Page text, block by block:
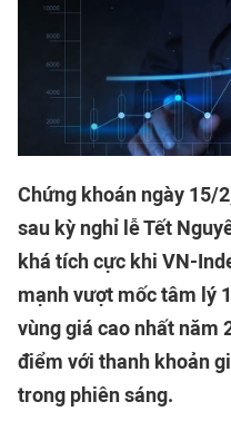
Chứng khoán ngày 15/
sau kỳ nghỉ lễ Tết
khá tích cực khi VN-
mạnh vượt mốc tâm lý
vùng giá cao nhất năm
điểm với thanh khoản
trong phiên sáng.